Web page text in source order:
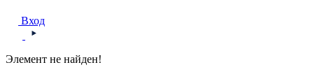
Вход
Элемент не найден!